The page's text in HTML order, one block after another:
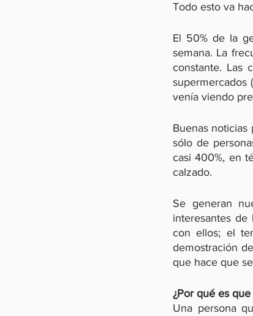
Todo esto va
El 50% de la
semana. La
constante. Las
supermercados
venía viendo
Buenas
sólo de
casi 400%, en
calzado.
Se generan
interesantes de
con ellos; el
demostración
que hace que
¿Por qué es
Una persona